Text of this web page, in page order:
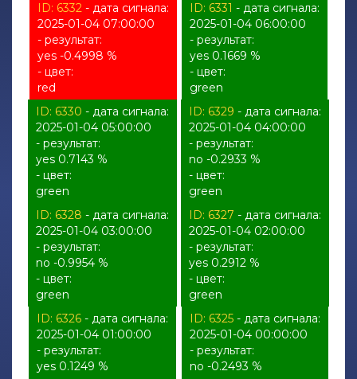
ID: 6332- дата сигнала:
2025-01-04 07:00:00
- результат:
yes -0.4998 %
- цвет:
red
ID: 6331 - дата сигнала:
2025-01-04 06:00:00
- результат:
yes 0.1669 %
- цвет:
green
ID: 6330 - дата сигнала:
2025-01-04 05:00:00
- результат:
yes 0.7143 %
- цвет:
green
ID: 6329 - дата сигнала:
2025-01-04 04:00:00
- результат:
no -0.2933 %
- цвет:
green
ID: 6328 - дата сигнала:
2025-01-04 03:00:00
- результат:
no -0.9954 %
- цвет:
green
ID: 6327 - дата сигнала:
2025-01-04 02:00:00
- результат:
yes 0.2912 %
- цвет:
green
ID: 6326 - дата сигнала:
2025-01-04 01:00:00
- результат:
yes 0.1249 %
ID: 6325- дата сигнала:
2025-01-04 00:00:00
- результат:
no -0.2493 %